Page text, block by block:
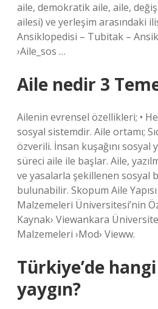
aile, demokratik aile, aile,
ailesi) ve yerleşim arasındaki
Ansiklopedisi – Tubitak –
›Aile_sos …
Aile nedir 3
Ailenin evrensel özellikleri; •
sosyal sistemdir. Aile ortamı;
özverili. İnsan kuşağını sosyal
süreci aile ile başlar. Aile,
ve yasalarla şekillenen sosyal
bulunabilir. Skopum Aile
Malzemeleri Üniversitesi’nin
Kaynak› Viewankara
Malzemeleri ›Mod› Vieww.
Türkiye’de
yaygın?